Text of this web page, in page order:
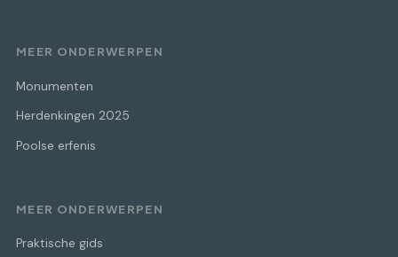
MEER ONDERWERPEN
Monumenten
Herdenkingen 2025
Poolse erfenis
MEER ONDERWERPEN
Praktische gids